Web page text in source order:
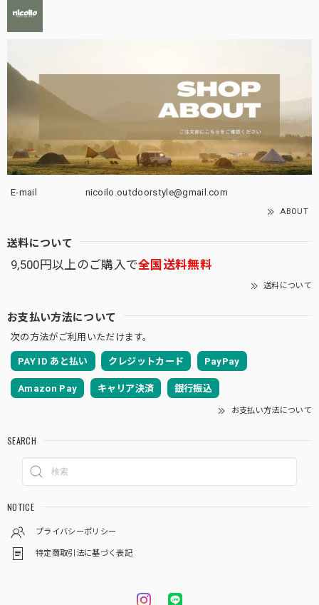
E-mail nicoilo.outdoorstyle@gmail.com
ABOUT
送料について
9,500円以上のご購入で全国送料無料
送料について
お支払い方法について
次の方法がご利用いただけます。
PAY ID あと払い クレジットカード PayPay
Amazon Pay キャリア決済 銀行振込
お支払い方法について
SEARCH
NOTICE
プライバシーポリシー
特定商取引法に基づく表記